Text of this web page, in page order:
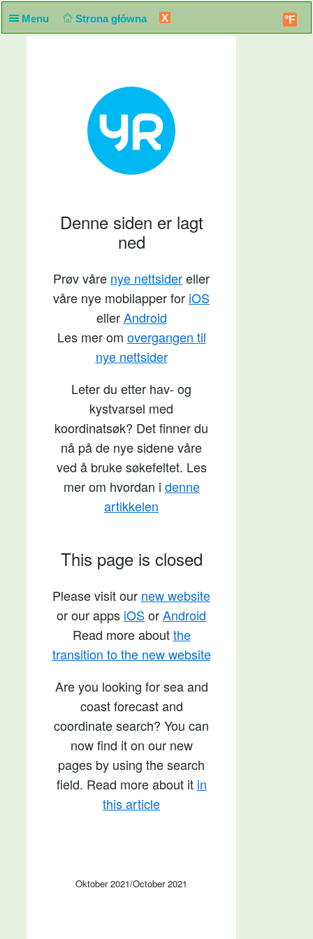
Menu Strona główna X °F